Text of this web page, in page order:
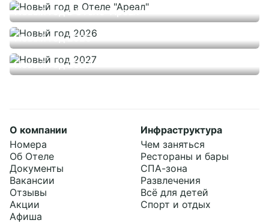
Новости
Отзывы
Фотографии
Вокруг нас
Презентация
Карта отеля
Банкетные залы
Тимбилдинги
Корпоративы
Всё про свадьбы
Банкетные залы
Церемонии
Оформление и флористика
Ведущие и программы
Фото и видеосъемка
Рестораны
Беседки с мангалом
СПА-зона
Развлечения
Частные праздники
Свадьбы
Детский праздник
Вакансии
Контакты
bron@areal-hotel.ru
Telegram chat
MAX
Социальные сети
Новый год в Отеле "Ареал"
Новый год 2026
Новый год 2027
О компании
Номера
Об Отеле
Документы
Вакансии
Отзывы
Акции
Афиша
Инфраструктура
Чем заняться
Рестораны и бары
СПА-зона
Развлечения
Всё для детей
Спорт и отдых